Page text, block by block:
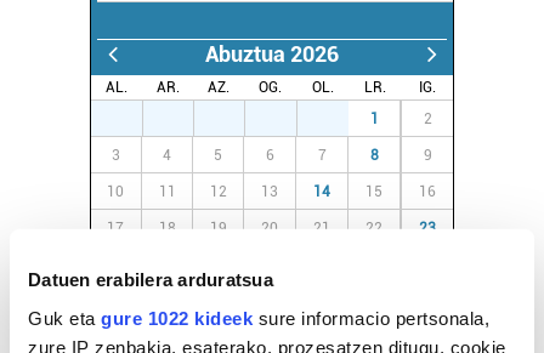
Datuen erabilera arduratsua
Guk eta gure 1022 kideek sure informacio pertsonala,
zure IP zenbakia, esaterako, prozesatzen ditugu, cookie
Abuztua 2026
AL. AR. AZ. OG. OL. LR.
IG.
1 2
3 4 5 6 7 8 9
10 11 12 13 14 15 16
17 18 19 20 21 22 23